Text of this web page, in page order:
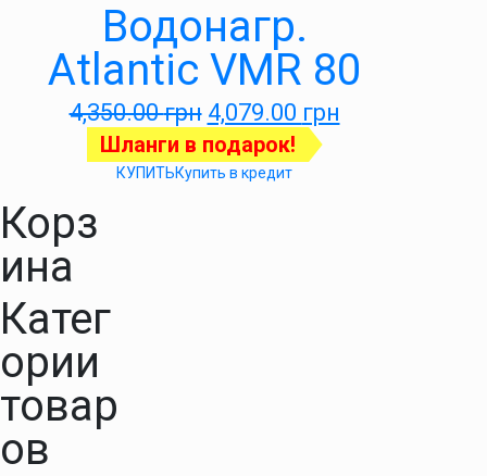
Водонагр.
Atlantic VMR 80
4,350.00грн 4,079.00 грн
Шланги в подарок!
КУПИТЬКупить в кредит
Корз
ина
Катег
ории
товар
ов